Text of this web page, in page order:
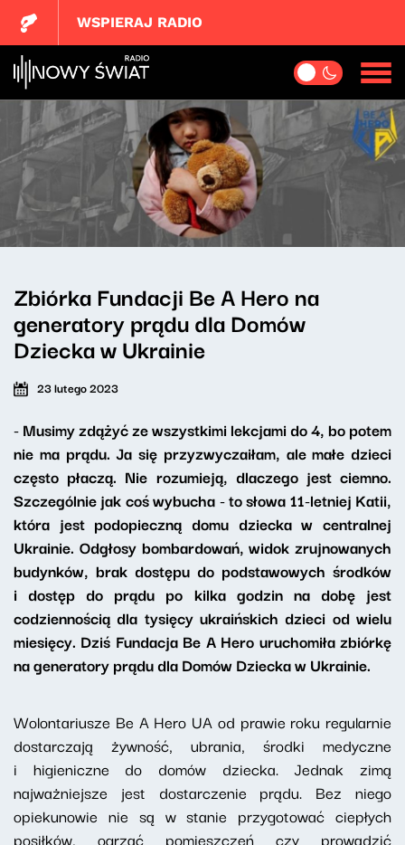
WSPIERAJ RADIO
Zbiórka Fundacji Be A Hero na
generatory prądu dla Domów
Dziecka w Ukrainie
23 lutego 2023
- Musimy zdążyć ze wszystkimi lekcjami do 4, bo potem
nie ma prądu. Ja się przyzwyczaiłam, ale małe dzieci
często płaczą. Nie rozumieją, dlaczego jest ciemno.
Szczególnie jak coś wybucha - to słowa 11-letniej Katii,
która jest podopieczną domu dziecka w centralnej
Ukrainie. Odgłosy bombardowań, widok zrujnowanych
budynków, brak dostępu do podstawowych środków
i dostęp do prądu po kilka godzin na dobę jest
codziennością dla tysięcy ukraińskich dzieci od wielu
miesięcy. Dziś Fundacja Be A Hero uruchomiła zbiórkę
na generatory prądu dla Domów Dziecka w Ukrainie.
Wolontariusze Be A Hero UA od prawie roku regularnie
dostarczają żywność, ubrania, środki medyczne
i higieniczne do domów dziecka. Jednak zimą
najważniejsze jest dostarczenie prądu. Bez niego
opiekunowie nie są w stanie przygotować ciepłych
posiłków, ogrzać pomieszczeń czy prowadzić